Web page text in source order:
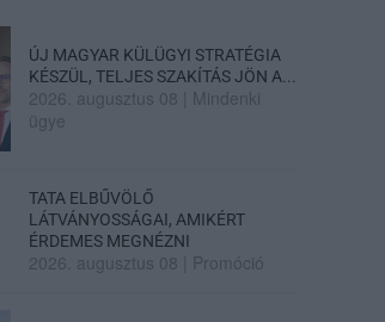
ÚJ MAGYAR KÜLÜGYI STRATÉGIA
KÉSZÜL, TELJES SZAKÍTÁS JÖN A...
2026. augusztus 08
Mindenki
ügye
TATA ELBŰVÖLŐ
LÁTVÁNYOSSÁGAI, AMIKÉRT
ÉRDEMES MEGNÉZNI
2026. augusztus 08 Promóció